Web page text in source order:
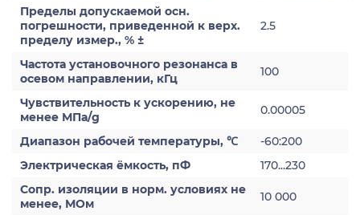
Пределы допускаемой осн.
погрешности, приведенной к верх.
пределу измер., % ±
2.5
Частота установочного резонанса в
осевом направлении, кГц
100
Чувствительность к ускорению, не
менее МПа/g
0.00005
Диапазон рабочей температуры, ℃
-60:200
Электрическая ёмкость, пФ
170...230
Сопр. изоляции в норм. условиях не
менее, МОм
10 000